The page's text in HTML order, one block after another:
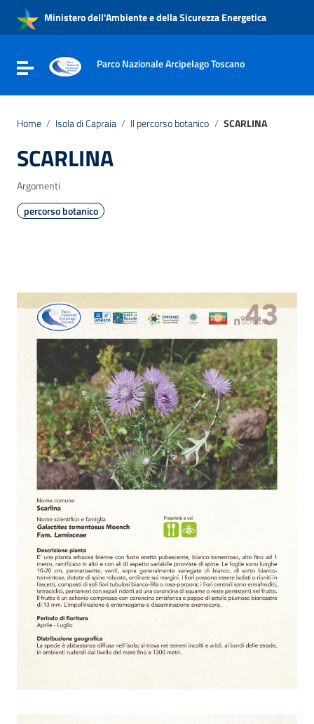
Vai al menu di navigazione
Vai al footer
Ministero dell'Ambiente e della Sicurezza Energetica
Attiva / disattiva la navigazione
Parco Nazionale Arcipelago Toscano
Home / Isola di Capraia / Il percorso botanico / SCARLINA
SCARLINA
Argomenti
percorso botanico